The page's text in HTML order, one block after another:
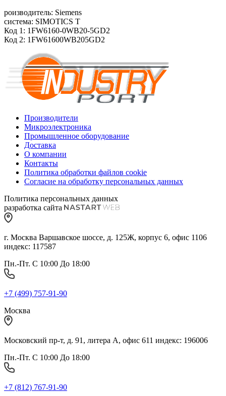
роизводитель: Siemens
система: SIMOTICS T
Код 1: 1FW6160-0WB20-5GD2
Код 2: 1FW61600WB205GD2
Производители
Микроэлектроника
Промышленное оборудование
Доставка
О компании
Контакты
Политика обработки файлов cookie
Согласие на обработку персональных данных
Политика персональных данных
разработка сайта
г. Москва Варшавское шоссе, д. 125Ж, корпус 6, офис 1106
индекс: 117587
Пн.-Пт. С 10:00 До 18:00
+7 (499) 757-91-90
Москва
Московский пр-т, д. 91, литера А, офис 611 индекс: 196006
Пн.-Пт. С 10:00 До 18:00
+7 (812) 767-91-90